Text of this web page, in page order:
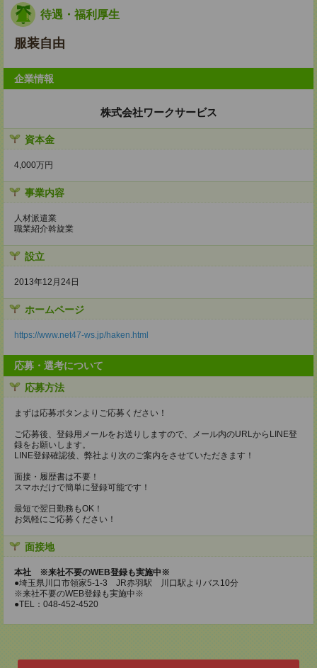
待遇・福利厚生
服装自由
企業情報
株式会社ワークサービス
資本金
4,000万円
事業内容
人材派遣業
職業紹介斡旋業
設立
2013年12月24日
ホームページ
https://www.net47-ws.jp/haken.html
応募・選考について
応募方法
まずは応募ボタンよりご応募ください！
ご応募後、登録用メールをお送りしますので、メール内のURLからLINE登
録をお願いします。
LINE登録確認後、弊社より次のご案内をさせていただきます！
面接・履歴書は不要！
スマホだけで簡単に登録可能です！
最短で翌日勤務もOK！
お気軽にご応募ください！
面接地
本社 ※来社不要のWEB登録も実施中※
●埼玉県川口市領家5-1-3 JR赤羽駅 川口駅よりバス10分
※来社不要のWEB登録も実施中※
●TEL：048-452-4520